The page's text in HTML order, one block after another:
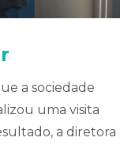
a sociedade
uma visita
a diretora